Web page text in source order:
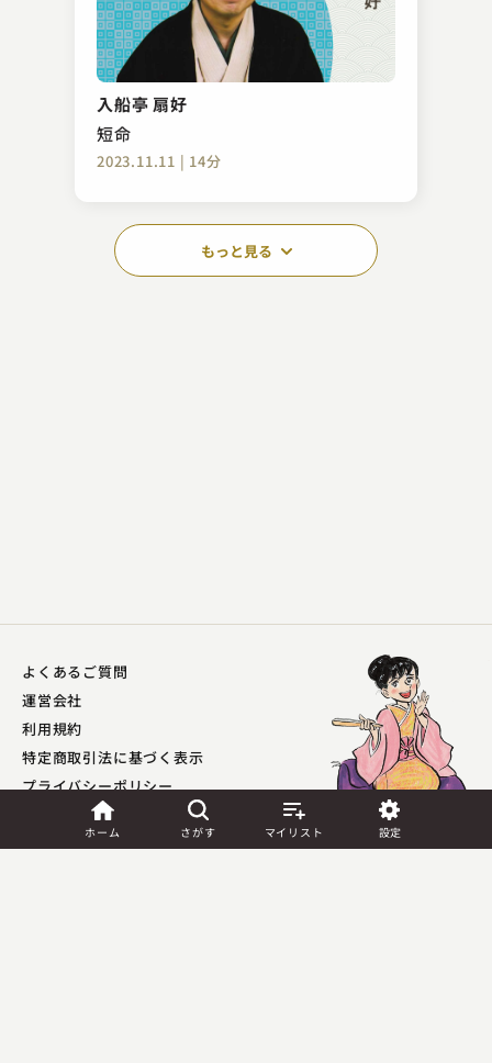
ホーム さがす マイリスト 設定
入船亭 扇好
短命
2023.11.11 | 14分
もっと見る
よくあるご質問
運営会社
利用規約
特定商取引法に基づく表示
プライバシーポリシー​
外部送信ポリシー